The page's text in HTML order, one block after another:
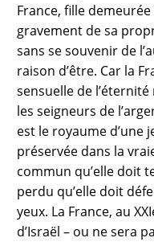
France, fille demeurée
gravement de sa
sans se souvenir de
raison d’être. Car la
sensuelle de
les seigneurs de
est le royaume d’une
préservée dans la
commun qu’elle doit
perdu qu’elle doit
yeux. La France, au
d’Israël – ou ne sera